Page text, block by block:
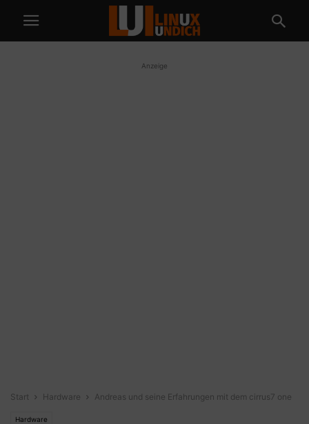
Anzeige
Start Hardware Andreas und seine Erfahrungen mit dem cirrus7 one
Hardware